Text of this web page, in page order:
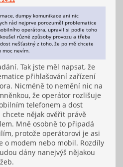
dumpy komunikace ani nic
rád nejprve porozuměl problematice
operátora, upravil si podle toho
různé způsoby provozu a třeba
nešťastný z toho, že po mě chcete
moc nevím.
Tak jste měl napsat, že
přihlašování zařízení
Nicméně to nemění nic na
že operátor rozlišuje
telefonem a dost
nějak ověřit právě
Mně osobně to připadá
protože operátorovi je asi
o modem nebo mobil. Rozdíly
dány nanejvýš nějakou